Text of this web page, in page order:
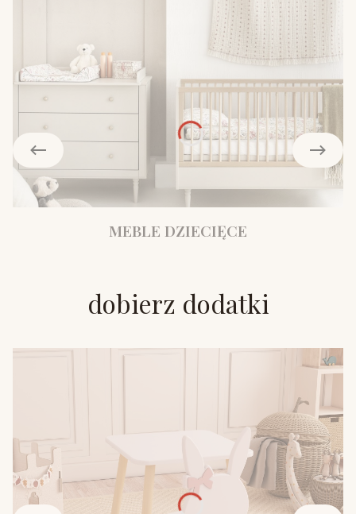
MEBLE DZIECIĘCE
dobierz dodatki